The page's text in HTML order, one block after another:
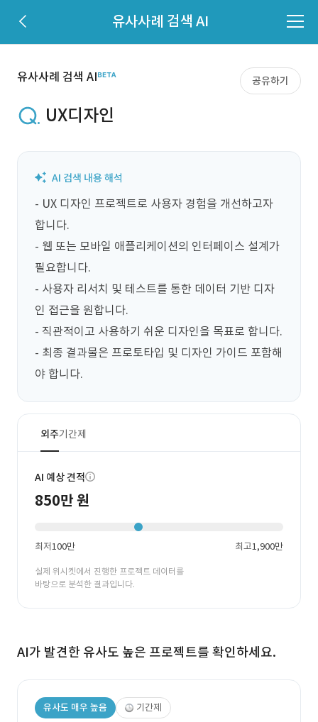
유사사례 검색 AI
유사사례 검색 AI 공유하기
UX디자인
- UX 디자인 프로젝트로 사용자 경험을 개선하고자
합니다.
- 웹 또는 모바일 애플리케이션의 인터페이스 설계가
필요합니다.
- 사용자 리서치 및 테스트를 통한 데이터 기반 디자
인 접근을 원합니다.
- 직관적이고 사용하기 쉬운 디자인을 목표로 합니다.
- 최종 결과물은 프로토타입 및 디자인 가이드 포함해
야 합니다.
외주기간제
AI 예상 견적
850만 원
최저100만 최고1,900만
실제 위시켓에서 진행한 프로젝트 데이터를
바탕으로 분석한 결과입니다.
AI가 발견한 유사도 높은 프로젝트를 확인하세요.
유사도 매우 높음 기간제